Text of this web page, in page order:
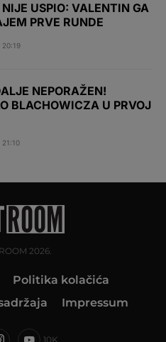
USPIO: VALENTIN GA
PRVE RUNDE
20:19
NEPORAŽEN!
BLACHOWICZA U PRVOJ
21:10
2026.
Politika kolačića
Impressum
10K